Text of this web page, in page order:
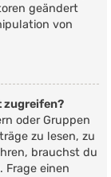
geändert
von
zugreifen?
oder Gruppen
zu lesen, zu
brauchst du
Frage einen